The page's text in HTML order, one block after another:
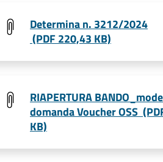
Determina n. 3212/2024
(PDF 220,43 KB)
RIAPERTURA
domanda Voucher OSS
KB)